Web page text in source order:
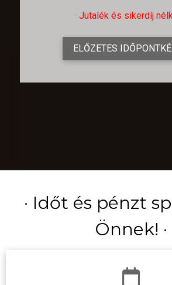
· Jutalék és sikerdíj
ELŐZETES
· Időt és pénzt
Önnek! ·